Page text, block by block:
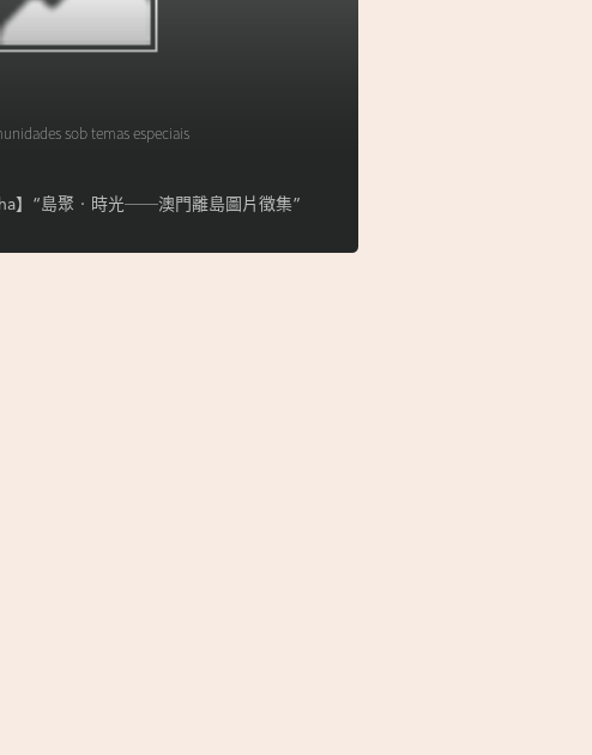
sob temas especiais
】“島聚‧時光──澳門離島圖片徵集”